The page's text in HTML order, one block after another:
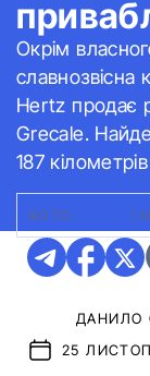
Окрім
славнозвісна
Hertz продає
Grecale.
187
ФОТО:
ДАНИЛО
25